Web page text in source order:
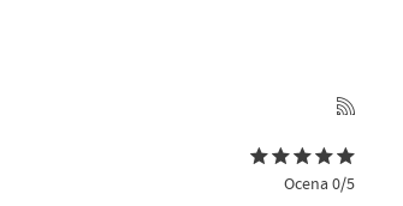
Ocena 0/5